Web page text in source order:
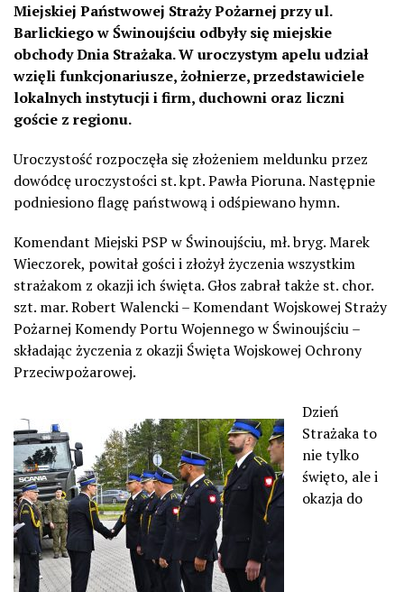
Miejskiej Państwowej Straży Pożarnej przy ul.
Barlickiego w Świnoujściu odbyły się miejskie
obchody Dnia Strażaka. W uroczystym apelu udział
wzięli funkcjonariusze, żołnierze, przedstawiciele
lokalnych instytucji i firm, duchowni oraz liczni
goście z regionu.
Uroczystość rozpoczęła się złożeniem meldunku przez
dowódcę uroczystości st. kpt. Pawła Pioruna. Następnie
podniesiono flagę państwową i odśpiewano hymn.
Komendant Miejski PSP w Świnoujściu, mł. bryg. Marek
Wieczorek, powitał gości i złożył życzenia wszystkim
strażakom z okazji ich święta. Głos zabrał także st. chor.
szt. mar. Robert Walencki – Komendant Wojskowej Straży
Pożarnej Komendy Portu Wojennego w Świnoujściu –
składając życzenia z okazji Święta Wojskowej Ochrony
Przeciwpożarowej.
Dzień
Strażaka to
nie tylko
święto, ale i
okazja do